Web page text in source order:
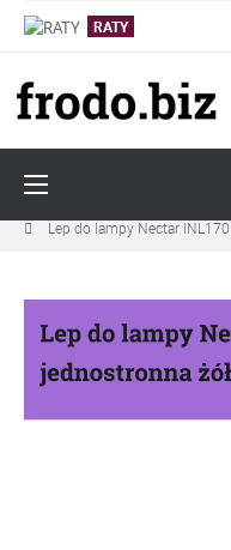
RATY
Toggle
☰
Lep do lampy Nectar